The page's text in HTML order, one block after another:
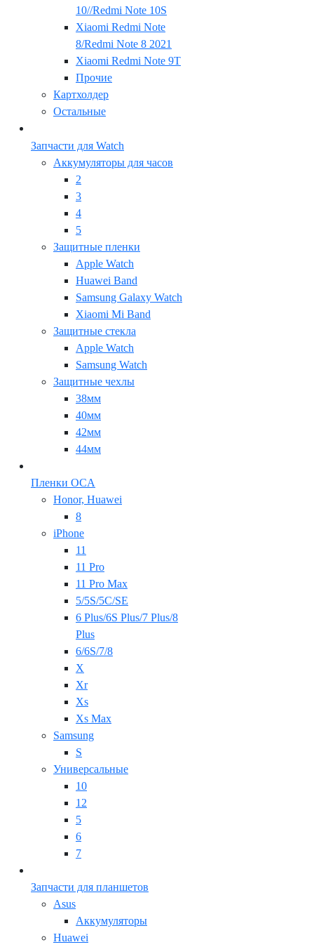
10//Redmi Note 10S
Xiaomi Redmi Note
8/Redmi Note 8 2021
Xiaomi Redmi Note 9T
Прочие
Картхолдер
Остальные
Запчасти для Watch
Аккумуляторы для часов
2
3
4
5
Защитные пленки
Apple Watch
Huawei Band
Samsung Galaxy Watch
Xiaomi Mi Band
Защитные стекла
Apple Watch
Samsung Watch
Защитные чехлы
38мм
40мм
42мм
44мм
Пленки OCA
Honor, Huawei
8
iPhone
11
11 Pro
11 Pro Max
5/5S/5C/SE
6 Plus/6S Plus/7 Plus/8
Plus
6/6S/7/8
X
Xr
Xs
Xs Max
Samsung
S
Универсальные
10
12
5
6
7
Запчасти для планшетов
Asus
Аккумуляторы
Huawei